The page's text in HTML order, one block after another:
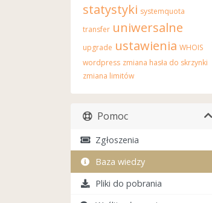
statystyki systemquota
transfer uniwersalne
upgrade ustawienia WHOIS
wordpress zmiana hasła do skrzynki
zmiana limitów
Pomoc
Zgłoszenia
Baza wiedzy
Pliki do pobrania